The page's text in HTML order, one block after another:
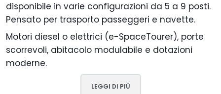
disponibile in varie configurazioni da 5 a 9 posti.
Pensato per trasporto passeggeri e navette.
Motori diesel o elettrici (e-SpaceTourer), porte
scorrevoli, abitacolo modulabile e dotazioni
moderne.
LEGGI DI PIÙ